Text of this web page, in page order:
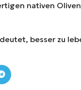
nativen
besser zu